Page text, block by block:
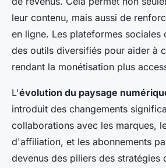
leur contenu, mais aussi de
en ligne. Les plateformes sociales
des outils diversifiés pour aider à
rendant la monétisation plus
L'évolution du paysage
introduit des changements
collaborations avec les marques,
d'affiliation, et les abonnements
devenus des piliers des stratégies